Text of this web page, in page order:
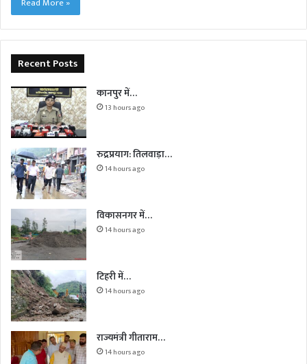
Read More »
Recent Posts
कानपुर में…
13 hours ago
रुद्रप्रयाग: तिलवाड़ा…
14 hours ago
विकासनगर में…
14 hours ago
टिहरी में…
14 hours ago
राज्यमंत्री गीताराम…
14 hours ago